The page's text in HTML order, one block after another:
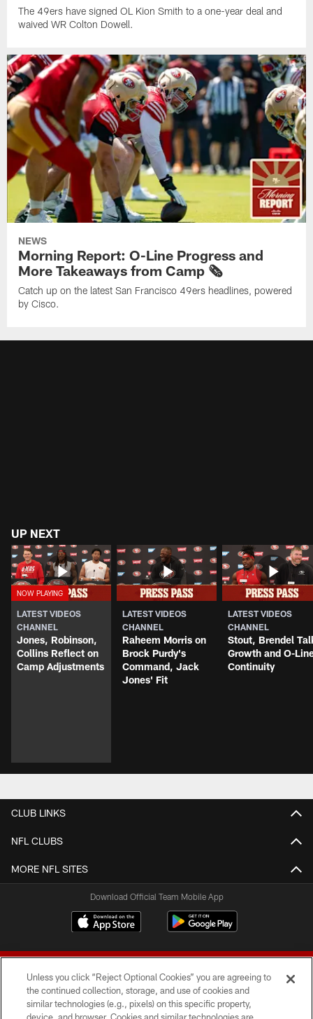
The 49ers have signed OL Kion Smith to a one-year deal and
waived WR Colton Dowell.
NEWS
Morning Report: O-Line Progress and
More Takeaways from Camp 🗞️
Catch up on the latest San Francisco 49ers headlines, powered
by Cisco.
UP NEXT
LATEST VIDEOS
CHANNEL
Jones, Robinson,
Collins Reflect on
Camp Adjustments
LATEST VIDEOS
CHANNEL
Raheem Morris on
Brock Purdy's
Command, Jack
Jones' Fit
LATEST VIDEOS
CHANNEL
Stout, Brendel
Growth and O-
Continuity
CLUB LINKS
NFL CLUBS
MORE NFL SITES
Download Official Team Mobile App
Unless you click “Reject Optional Cookies” you are agreeing to
the continued collection, storage, and use of cookies and
similar technologies (e.g., pixels) on this specific property,